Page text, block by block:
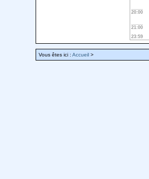
20:00
21:00
23:59
Vous êtes ici : Accueil >